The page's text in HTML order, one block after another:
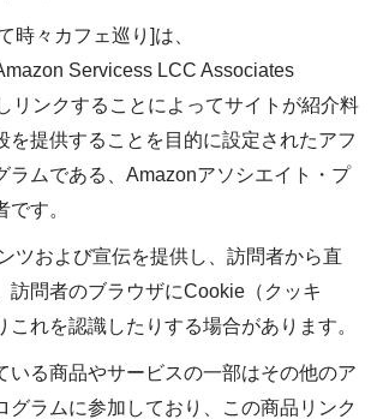
時々カフェ巡り]は、
Servicess LCC Associates
リンクすることによってサイトが紹介料
を提供することを目的に設定されたアフ
ラムである、Amazonアソシエイト・プ
です。
ツおよび宣伝を提供し、訪問者から直
訪問者のブラウザにCookie（クッキ
これを認識したりする場合があります。
いる商品やサービスの一部はその他のア
グラムに参加しており、この商品リンク